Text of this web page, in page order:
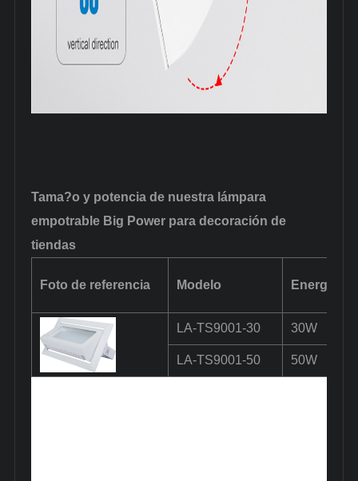
Tama?o y potencia de nuestra lámpara
empotrable Big Power para decoración de
tiendas
Foto de referencia Modelo Energía
LA-TS9001-30 30W
LA-TS9001-50 50W